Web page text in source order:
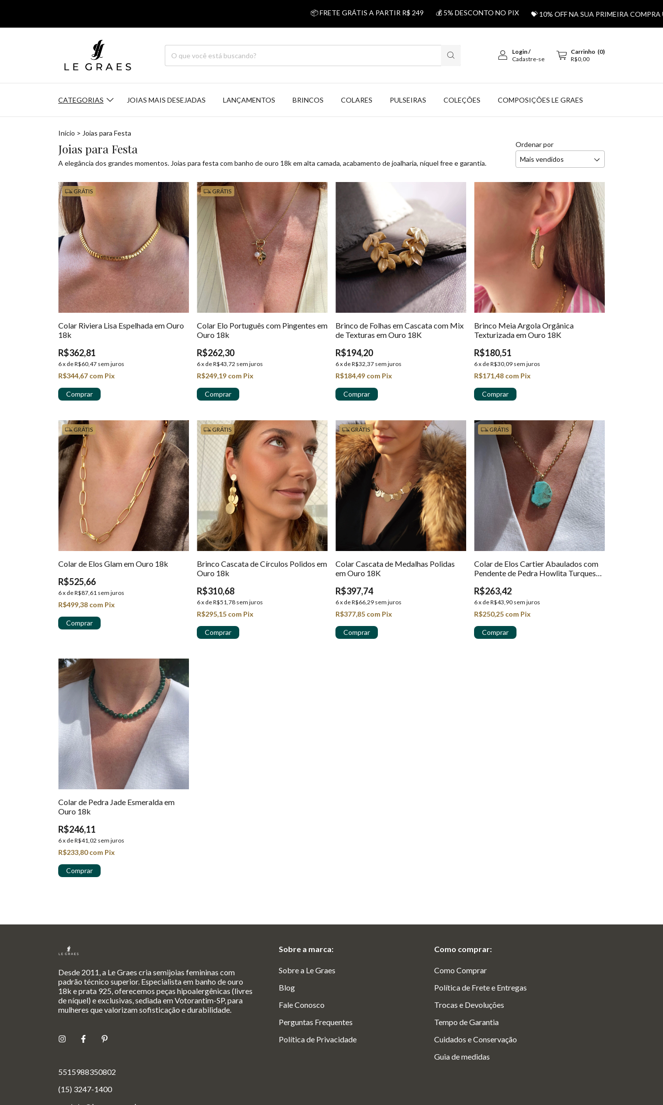
📦 FRETE GRÁTIS A PARTIR R$ 249 💰 5% DESCONTO NO PIX 💝 10% OFF NA SUA PRIMEIRA COMPRA
Login/
Cadastre-se
Carrinho (0)
R$0,00
CATEGORIAS JOIAS MAIS DESEJADAS LANÇAMENTOS BRINCOS COLARES PULSEIRAS COLEÇÕES COMPOSIÇÕES LE GRAES
Início > Joias para Festa
Joias para Festa
A elegância dos grandes momentos. Joias para festa com banho de ouro 18k em alta camada, acabamento de joalharia, níquel free e garantia.
Ordenar por
GRÁTIS
Colar Riviera Lisa Espelhada em Ouro
18k
R$362,81
6x deR$60,47 sem juros
R$344,67 com Pix
GRÁTIS
Colar Elo Português com Pingentes em
Ouro 18k
R$262,30
6x deR$43,72 sem juros
R$249,19 com Pix
Brinco de Folhas em Cascata com Mix
de Texturas em Ouro 18K
R$194,20
6x deR$32,37 sem juros
R$184,49 com Pix
Brinco Meia Argola Orgânica
Texturizada em Ouro 18K
R$180,51
6x deR$30,09 sem juros
R$171,48 com Pix
GRÁTIS
Colar de Elos Glam em Ouro 18k
R$525,66
6x deR$87,61 sem juros
R$499,38 com Pix
GRÁTIS
Brinco Cascata de Círculos Polidos em
Ouro 18k
R$310,68
6x deR$51,78 sem juros
R$295,15 com Pix
GRÁTIS
Colar Cascata de Medalhas Polidas
em Ouro 18K
R$397,74
6x deR$66,29 sem juros
R$377,85 com Pix
GRÁTIS
Colar de Elos Cartier Abaulados com
Pendente de Pedra Howlita Turquesa
R$263,42
6x deR$43,90 sem juros
R$250,25 com Pix
Colar de Pedra Jade Esmeralda em
Ouro 18k
R$246,11
6x deR$41,02 sem juros
R$233,80com Pix
Desde 2011, a Le Graes cria semijoias femininas com
padrão técnico superior. Especialista em banho de ouro
18k e prata 925, oferecemos peças hipoalergênicas (livres
de níquel) e exclusivas, sediada em Votorantim-SP, para
mulheres que valorizam sofisticação e durabilidade.
5515988350802
(15) 3247-1400
Sobre a marca:
Sobre a Le Graes
Blog
Fale Conosco
Perguntas Frequentes
Política de Privacidade
Como comprar:
Como Comprar
Política de Frete e Entregas
Trocas e Devoluções
Tempo de Garantia
Cuidados e Conservação
Guia de medidas